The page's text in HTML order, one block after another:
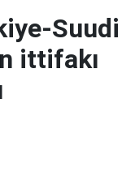
Suudi
ittifakı